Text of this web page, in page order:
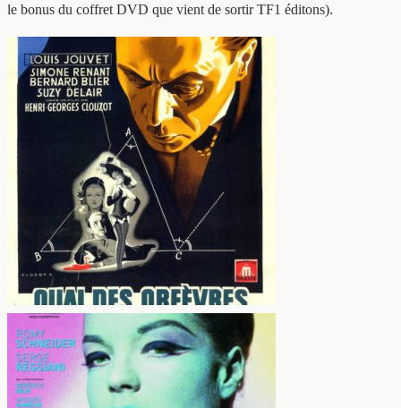
le bonus du coffret DVD que vient de sortir TF1 éditons).